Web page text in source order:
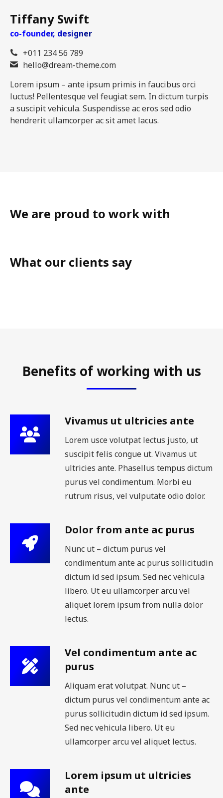
Tiffany Swift
co-founder, designer
+011 234 56 789
hello@dream-theme.com
Lorem ipsum – ante ipsum primis in faucibus orci
luctus! Pellentesque vel feugiat sem. In dictum turpis
a suscipit vehicula. Suspendisse ac eros sed odio
hendrerit ullamcorper ac sit amet lacus.
We are proud to work with
What our clients say
Benefits of working with us
Vivamus ut ultricies ante
Lorem usce volutpat lectus justo, ut
suscipit felis congue ut. Vivamus ut
ultricies ante. Phasellus tempus dictum
purus vel condimentum. Morbi eu
rutrum risus, vel vulputate odio dolor.
Dolor from ante ac purus
Nunc ut – dictum purus vel
condimentum ante ac purus sollicitudin
dictum id sed ipsum. Sed nec vehicula
libero. Ut eu ullamcorper arcu vel
aliquet lorem ipsum from nulla dolor
lectus.
Vel condimentum ante ac
purus
Aliquam erat volutpat. Nunc ut –
dictum purus vel condimentum ante ac
purus sollicitudin dictum id sed ipsum.
Sed nec vehicula libero. Ut eu
ullamcorper arcu vel aliquet lectus.
Lorem ipsum ut ultricies
ante